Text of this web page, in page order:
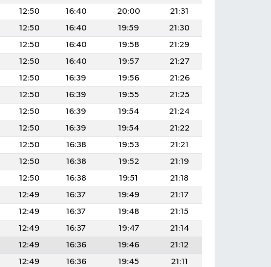
12:50 16:40 20:00
21:31
12:50 16:40 19:59
21:30
12:50 16:40 19:58
21:29
12:50 16:40 19:57
21:27
12:50 16:39 19:56
21:26
12:50 16:39 19:55
21:25
12:50 16:39 19:54
21:24
12:50 16:39 19:54
21:22
12:50 16:38 19:53
21:21
12:50 16:38 19:52
21:19
12:50 16:38 19:51
21:18
12:49 16:37 19:49
21:17
12:49 16:37 19:48
21:15
12:49 16:37 19:47
21:14
12:49 16:36 19:46
21:12
12:49 16:36 19:45
21:11